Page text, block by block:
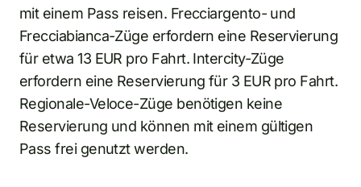
mit einem Pass reisen. Frecciargento- und
Frecciabianca-Züge erfordern eine Reservierung
für etwa 13 EUR pro Fahrt. Intercity-Züge
erfordern eine Reservierung für 3 EUR pro Fahrt.
Regionale-Veloce-Züge benötigen keine
Reservierung und können mit einem gültigen
Pass frei genutzt werden.